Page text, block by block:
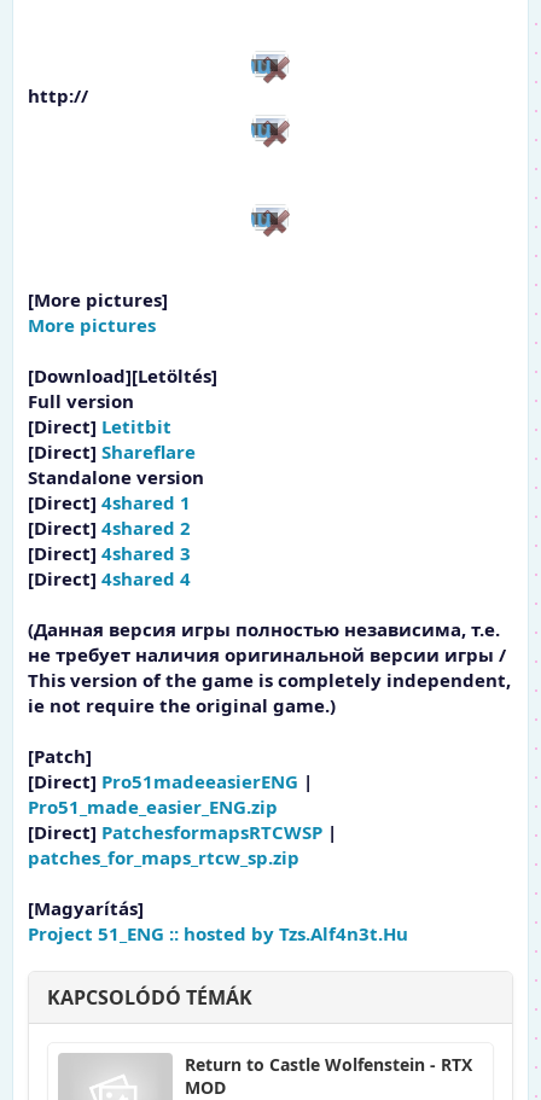
http://
[More pictures]
More pictures
[Download][Letöltés]
Full version
[Direct] Letitbit
[Direct] Shareflare
Standalone version
[Direct] 4shared 1
[Direct] 4shared 2
[Direct] 4shared 3
[Direct] 4shared 4
(Данная версия игры полностью независима, т.е.
не требует наличия оригинальной версии игры /
This version of the game is completely independent,
ie not require the original game.)
[Patch]
[Direct] Pro51madeeasierENG |
Pro51_made_easier_ENG.zip
[Direct] PatchesformapsRTCWSP |
patches_for_maps_rtcw_sp.zip
[Magyarítás]
Project 51_ENG :: hosted by Tzs.Alf4n3t.Hu
KAPCSOLÓDÓ TÉMÁK
Return to Castle Wolfenstein - RTX
MOD